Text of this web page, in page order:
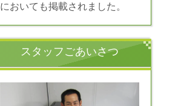
においても掲載されました。
スタッフごあいさつ